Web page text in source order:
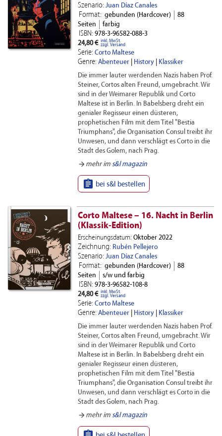
Szenario: Juan Díaz Canales
Format: gebunden (Hardcover)
88
Seiten
farbig
ISBN: 978-3-96582-088-3
24,80 € inkl. MwSt.
zzgl. Versand
Serie: Corto Maltese
Genre: Abenteuer| History| Klassiker
Die immer lauter werdenden Nazis haben Prof.
Steiner, Cortos alten Freund, umgebracht. Wir
sind in der Weimarer Republik und Corto
Maltese ist in Berlin. In Babelsberg dreht ein
genialer Regisseur einen düsteren,
prophetischen Film mit dem Titel "Bestia
Triumphans", die Organisation Consul treibt ihr
Unwesen, und dann verschlägt es Corto in die
Stadt des Golem, nach Prag.
arrow_forward mehr im s&l magazin
 bei s&l bestellen
Corto Maltese – 16. Nacht in Berlin
(Klassik-Edition)
Erscheinungsdatum: Oktober 2022
Zeichnung: Rubén Pellejero
Szenario: Juan Díaz Canales
Format: gebunden (Hardcover)
88
Seiten
s/w und farbig
ISBN: 978-3-96582-108-8
24,80 € inkl. MwSt.
zzgl. Versand
Serie: Corto Maltese
Genre: Abenteuer| History| Klassiker
Die immer lauter werdenden Nazis haben Prof.
Steiner, Cortos alten Freund, umgebracht. Wir
sind in der Weimarer Republik und Corto
Maltese ist in Berlin. In Babelsberg dreht ein
genialer Regisseur einen düsteren,
prophetischen Film mit dem Titel "Bestia
Triumphans", die Organisation Consul treibt ihr
Unwesen, und dann verschlägt es Corto in die
Stadt des Golem, nach Prag.
arrow_forward mehr im s&l magazin